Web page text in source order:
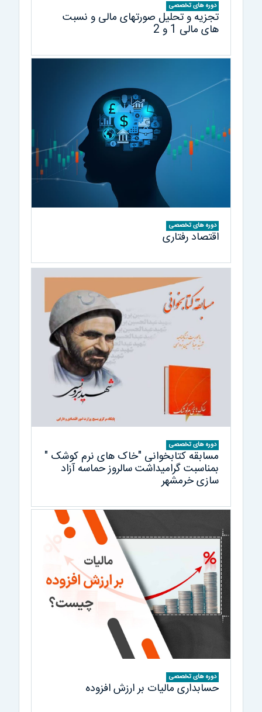
دوره های تخصصی
تجزيه و تحليل صورتهای مالی و نسبت
های مالی 1 و 2
دوره های تخصصی
اقتصاد رفتاری
دوره های تخصصی
مسابقه کتابخوانی "خاک های نرم کوشک "
بمناسبت گرامیداشت سالروز حماسه آزاد
سازی خرمشهر
دوره های تخصصی
حسابداری مالیات بر ارزش افزوده